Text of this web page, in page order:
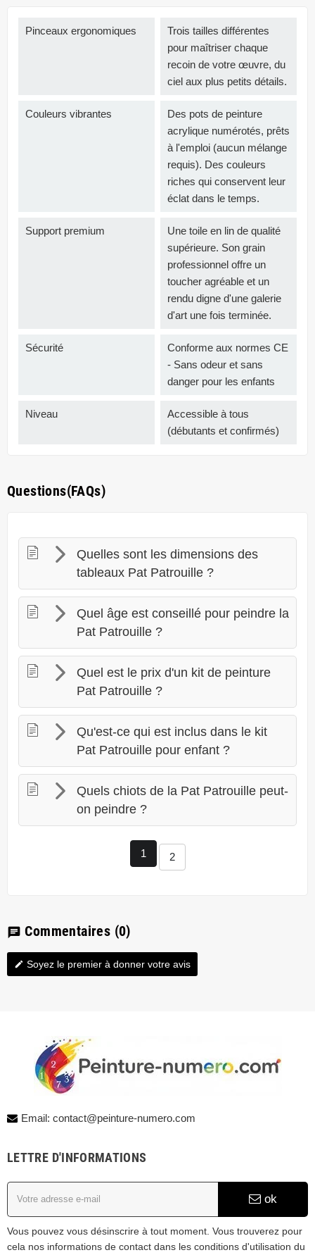
Pinceaux ergonomiques
Trois tailles différentes
pour maîtriser chaque
recoin de votre œuvre, du
ciel aux plus petits détails.
Couleurs vibrantes
Des pots de peinture
acrylique numérotés, prêts
à l'emploi (aucun mélange
requis). Des couleurs
riches qui conservent leur
éclat dans le temps.
Support premium
Une toile en lin de qualité
supérieure. Son grain
professionnel offre un
toucher agréable et un
rendu digne d'une galerie
d'art une fois terminée.
Sécurité
Conforme aux normes CE
- Sans odeur et sans
danger pour les enfants
Niveau
Accessible à tous
(débutants et confirmés)
Questions(FAQs)
Quelles sont les dimensions des
tableaux Pat Patrouille ?
Quel âge est conseillé pour peindre la
Pat Patrouille ?
Quel est le prix d'un kit de peinture
Pat Patrouille ?
Qu'est-ce qui est inclus dans le kit
Pat Patrouille pour enfant ?
Quels chiots de la Pat Patrouille peut-
on peindre ?
1 2
chat Commentaires (0)
edit Soyez le premier à donner votre avis
Email: contact@peinture-numero.com
LETTRE D'INFORMATIONS
ok
Vous pouvez vous désinscrire à tout moment. Vous trouverez pour
cela nos informations de contact dans les conditions d'utilisation du